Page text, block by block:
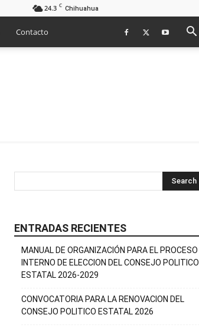
24.3 C Chihuahua
Contacto
ENTRADAS RECIENTES
MANUAL DE ORGANIZACIÓN PARA EL PROCESO
INTERNO DE ELECCION DEL CONSEJO POLITICO
ESTATAL 2026-2029
CONVOCATORIA PARA LA RENOVACION DEL
CONSEJO POLITICO ESTATAL 2026